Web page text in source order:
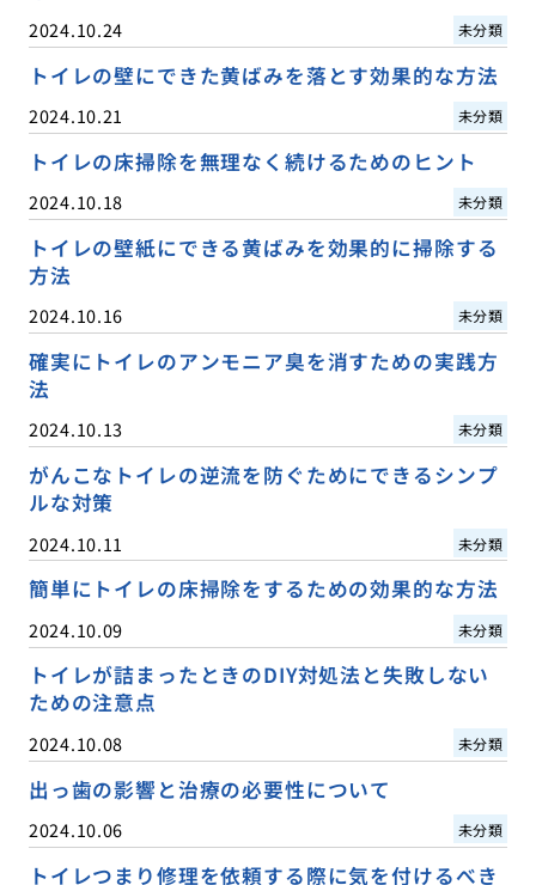
2024.10.24 未分類
トイレの壁にできた黄ばみを落とす効果的な方法
2024.10.21 未分類
トイレの床掃除を無理なく続けるためのヒント
2024.10.18 未分類
トイレの壁紙にできる黄ばみを効果的に掃除する
方法
2024.10.16 未分類
確実にトイレのアンモニア臭を消すための実践方
法
2024.10.13 未分類
がんこなトイレの逆流を防ぐためにできるシンプ
ルな対策
2024.10.11 未分類
簡単にトイレの床掃除をするための効果的な方法
2024.10.09 未分類
トイレが詰まったときのDIY対処法と失敗しない
ための注意点
2024.10.08 未分類
出っ歯の影響と治療の必要性について
2024.10.06 未分類
トイレつまり修理を依頼する際に気を付けるべき